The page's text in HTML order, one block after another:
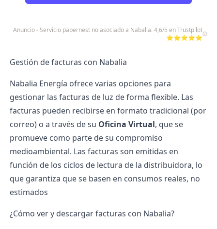
Anuncio - Servicio papernest no asociado a Nabalia. 4,6/5 en Trustpilot
⭐⭐⭐⭐⭐
Gestión de facturas con Nabalia
Nabalia Energía ofrece varias opciones para
gestionar las facturas de luz de forma flexible. Las
facturas pueden recibirse en formato tradicional (por
correo) o a través de su Oficina Virtual, que se
promueve como parte de su compromiso
medioambiental. Las facturas son emitidas en
función de los ciclos de lectura de la distribuidora, lo
que garantiza que se basen en consumos reales, no
estimados​
¿Cómo ver y descargar facturas con Nabalia?